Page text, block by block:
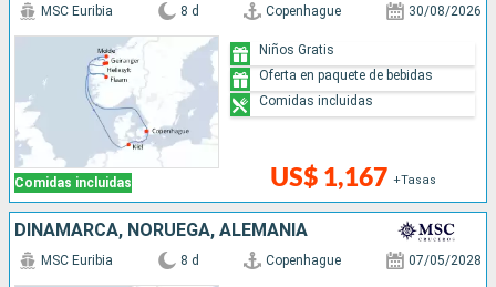
Comidas incluidas
MSC Euribia 8 d Copenhague 30/08/2026
US$ 1,167 +Tasas
Niños Gratis
Oferta en paquete de bebidas
Comidas incluidas
DINAMARCA, NORUEGA, ALEMANIA
MSC Euribia 8 d Copenhague 07/05/2028